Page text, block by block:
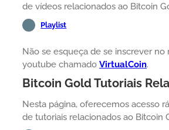
de vídeos relacionados ao Bitcoin
Playlist
Não se esqueça de se inscrever no
youtube chamado VirtualCoin.
Bitcoin Gold Tutoriais
Nesta página, oferecemos acesso
de tutoriais relacionados ao Bitcoin